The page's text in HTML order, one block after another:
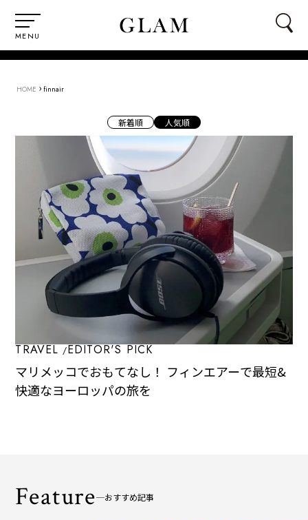
MENU
HOME › finnair
新着順 人気順
TRAVEL EDITOR'S PICK
マリメッコでおもてなし！ フィンエアーで最短&
快適なヨーロッパの旅を
Feature おすすめ記事